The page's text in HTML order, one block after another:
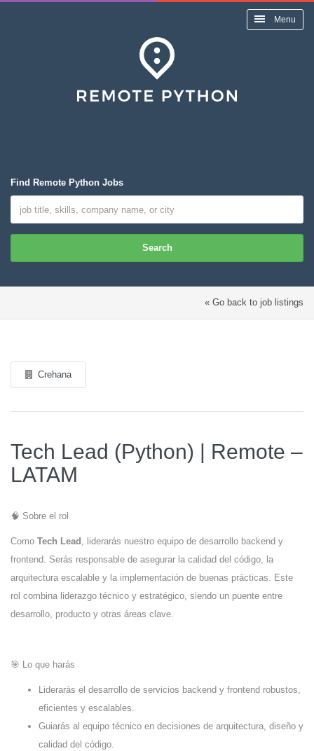
Menu
Find Remote Python Jobs
Search
« Go back to job listings
Crehana
Tech Lead (Python) | Remote –
LATAM
🧠 Sobre el rol
Como Tech Lead , liderarás nuestro equipo de desarrollo backend y
frontend. Serás responsable de asegurar la calidad del código, la
arquitectura escalable y la implementación de buenas prácticas. Este
rol combina liderazgo técnico y estratégico, siendo un puente entre
desarrollo, producto y otras áreas clave.
🎯 Lo que harás
Liderarás el desarrollo de servicios backend y frontend robustos,
eficientes y escalables.
Guiarás al equipo técnico en decisiones de arquitectura, diseño y
calidad del código.